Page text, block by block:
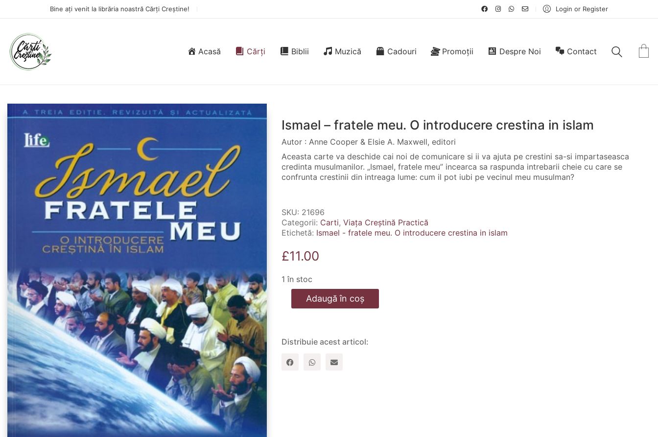
Bine ați venit la librăria noastră Cărți Creștine! Login or Register
Acasă Cărți Biblii Muzică Cadouri Promoții Despre Noi Contact
Ismael – fratele meu. O introducere crestina in islam
Autor : Anne Cooper & Elsie A. Maxwell, editori
Aceasta carte va deschide cai noi de comunicare si ii va ajuta pe crestini sa-si impartaseasca
credinta musulmanilor. „Ismael, fratele meu” incearca sa raspunda intrebarii cheie cu care se
confrunta crestinii din intreaga lume: cum il pot iubi pe vecinul meu musulman?
SKU: 21696
Categorii: Carti, Viața Creștină Practică
Etichetă: Ismael - fratele meu. O introducere crestina in islam
£11.00
1 în stoc
Cantitate
O
crestina
in
Adaugă în coș
Distribuie acest articol: